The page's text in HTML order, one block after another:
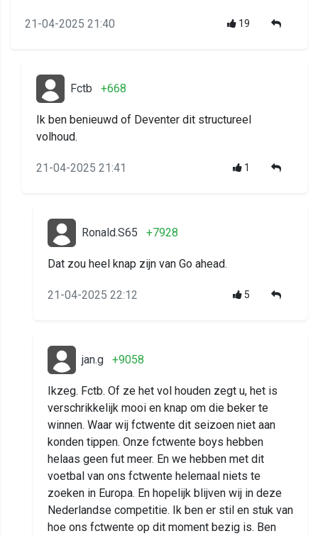
21-04-2025 21:40 19
Fctb +668
Ik ben benieuwd of Deventer dit structureel
volhoud.
21-04-2025 21:41 1
Ronald.S65 +7928
Dat zou heel knap zijn van Go ahead.
21-04-2025 22:12 5
jan.g +9058
Ikzeg. Fctb. Of ze het vol houden zegt u, het is
verschrikkelijk mooi en knap om die beker te
winnen. Waar wij fctwente dit seizoen niet aan
konden tippen. Onze fctwente boys hebben
helaas geen fut meer. En we hebben met dit
voetbal van ons fctwente helemaal niets te
zoeken in Europa. En hopelijk blijven wij in deze
Nederlandse competitie. Ik ben er stil en stuk van
hoe ons fctwente op dit moment bezig is. Ben